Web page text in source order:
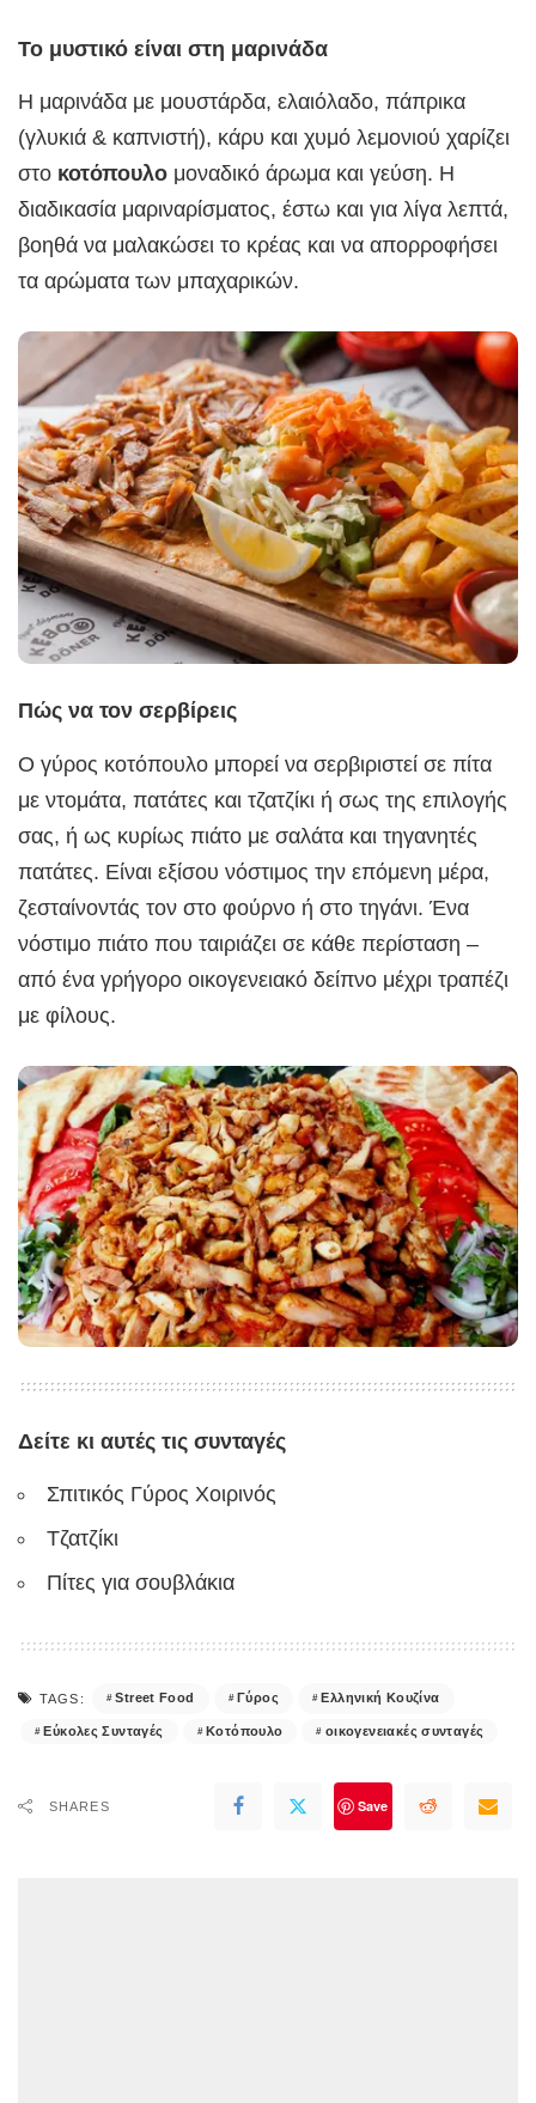
Το μυστικό είναι στη μαρινάδα
Η μαρινάδα με μουστάρδα, ελαιόλαδο, πάπρικα
(γλυκιά & καπνιστή), κάρυ και χυμό λεμονιού χαρίζει
στο κοτόπουλο μοναδικό άρωμα και γεύση. Η
διαδικασία μαριναρίσματος, έστω και για λίγα λεπτά,
βοηθά να μαλακώσει το κρέας και να απορροφήσει
τα αρώματα των μπαχαρικών.
Πώς να τον σερβίρεις
Ο γύρος κοτόπουλο μπορεί να σερβιριστεί σε πίτα
με ντομάτα, πατάτες και τζατζίκι ή σως της επιλογής
σας, ή ως κυρίως πιάτο με σαλάτα και τηγανητές
πατάτες. Είναι εξίσου νόστιμος την επόμενη μέρα,
ζεσταίνοντάς τον στο φούρνο ή στο τηγάνι. Ένα
νόστιμο πιάτο που ταιριάζει σε κάθε περίσταση –
από ένα γρήγορο οικογενειακό δείπνο μέχρι τραπέζι
με φίλους.
Δείτε κι αυτές τις συνταγές
Σπιτικός Γύρος Χοιρινός
Τζατζίκι
Πίτες για σουβλάκια
TAGS: Street Food Γύρος Ελληνική Κουζίνα
Εύκολες Συνταγές Κοτόπουλο οικογενειακές συνταγές
SHARES Save